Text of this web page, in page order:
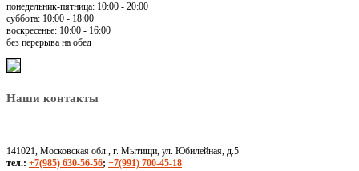
понедельник-пятница: 10:00 - 20:00
суббота: 10:00 - 18:00
воскресенье: 10:00 - 16:00
без перерыва на обед
Наши контакты
141021, Московская обл., г. Мытищи, ул. Юбилейная, д.5
тел.: +7(985) 630-56-56; +7(991) 700-45-18